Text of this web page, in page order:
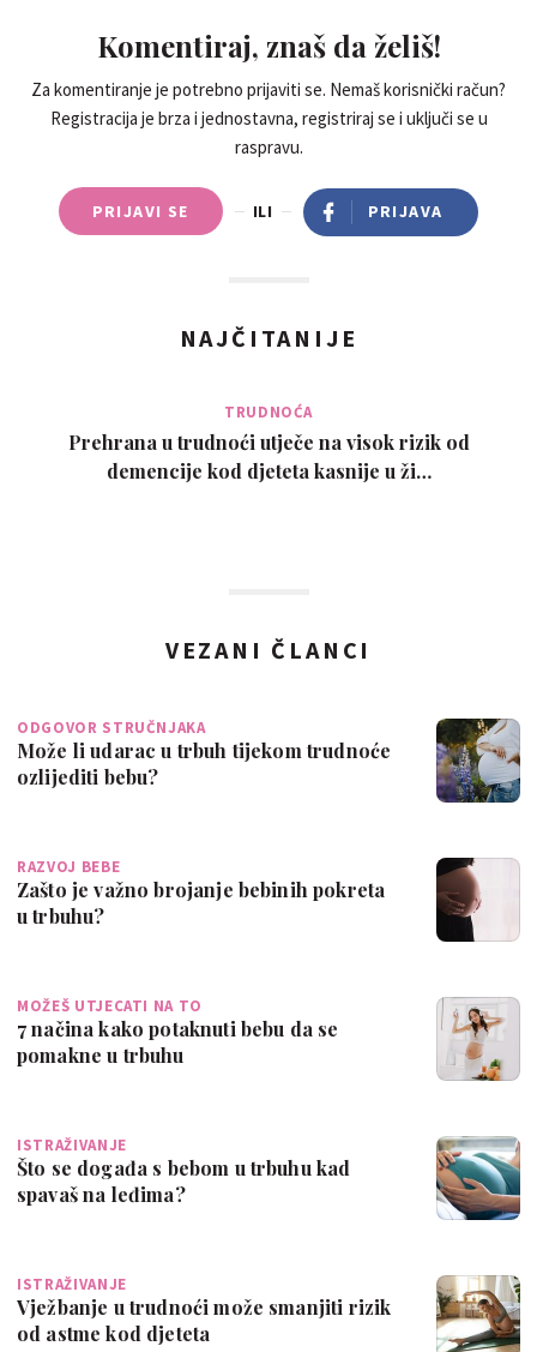
Komentiraj, znaš da želiš!
Za komentiranje je potrebno prijaviti se. Nemaš korisnički račun?
Registracija je brza i jednostavna, registriraj se i uključi se u
raspravu.
PRIJAVI SE ILI PRIJAVA
NAJČITANIJE
TRUDNOĆA
Prehrana u trudnoći utječe na visok rizik od
demencije kod djeteta kasnije u ži…
VEZANI ČLANCI
ODGOVOR STRUČNJAKA
Može li udarac u trbuh tijekom trudnoće
ozlijediti bebu?
RAZVOJ BEBE
Zašto je važno brojanje bebinih pokreta
u trbuhu?
MOŽEŠ UTJECATI NA TO
7 načina kako potaknuti bebu da se
pomakne u trbuhu
ISTRAŽIVANJE
Što se događa s bebom u trbuhu kad
spavaš na leđima?
ISTRAŽIVANJE
Vježbanje u trudnoći može smanjiti rizik
od astme kod djeteta